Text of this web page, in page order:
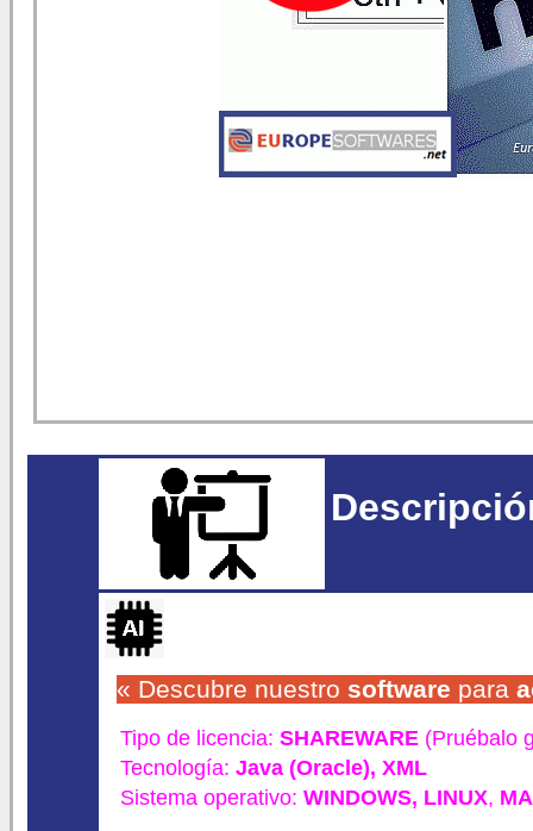
« Descubre nuestro software para
Tipo de licencia: SHAREWARE (Pruébalo
Tecnología: Java (Oracle), XML
Sistema operativo: WINDOWS, LINUX,